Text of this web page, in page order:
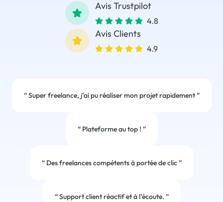
Avis Trustpilot
4.8
Avis Clients
4.9
“Super freelance, j’ai pu réaliser mon projet rapidement”
“Plateforme au top ! ”
“Des freelances compétents à portée de clic”
“Support client réactif et à l’écoute. ”